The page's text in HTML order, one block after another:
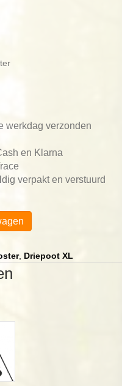
werkdag verzonden
en Klarna
verpakt en verstuurd
, Driepoot XL